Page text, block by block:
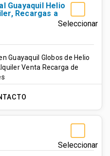
Seleccionar
Guayaquil Helio
Recargas a
Guayaquil Globos de Helio
Venta Recarga de
Seleccionar